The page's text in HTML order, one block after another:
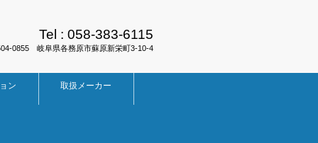
Tel : 058-383-6115
0855 岐阜県各務原市蘇原新栄町3-10-4
ン 取扱メーカー